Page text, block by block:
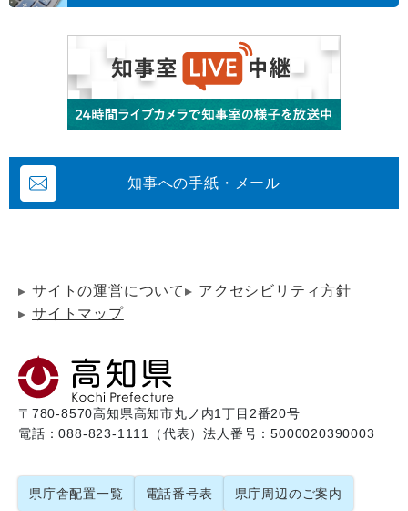
知事への手紙・メール
サイトの運営について
アクセシビリティ方針
サイトマップ
〒780-8570高知県高知市丸ノ内1丁目2番20号
電話：088-823-1111（代表）法人番号：5000020390003
県庁舎配置一覧 電話番号表 県庁周辺のご案内